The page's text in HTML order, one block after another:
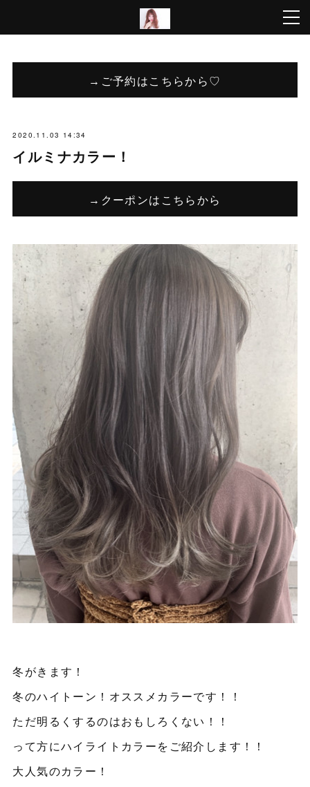
→ご予約はこちらから♡
2020.11.03 14:34
イルミナカラー！
→クーポンはこちらから
冬がきます！
冬のハイトーン！オススメカラーです！！
ただ明るくするのはおもしろくない！！
って方にハイライトカラーをご紹介します！！
大人気のカラー！